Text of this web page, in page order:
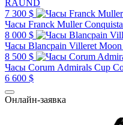
RAUND
7 300 $
Часы Franck Muller
8 000 $
Часы Blancpain Villeret Moon
8 500 $
Часы Corum Admirals Cup
6 600 $
Онлайн-заявка